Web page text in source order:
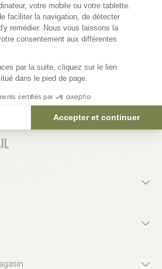
votre mobile ou votre tablette.
faciliter la navigation, de détecter
remédier. Nous vous laissons la
consentement aux différentes
par la suite, cliquez sur le lien
dans le pied de page.
certifiés par
Accepter et continuer
Axeptio consent